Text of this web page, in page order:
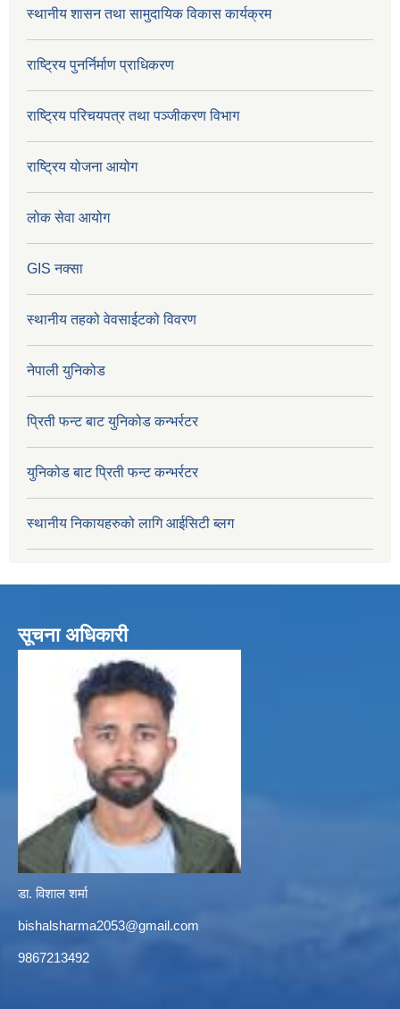
स्थानीय शासन तथा सामुदायिक विकास कार्यक्रम
राष्ट्रिय पुनर्निर्माण प्राधिकरण
राष्ट्रिय परिचयपत्र तथा पञ्जीकरण विभाग
राष्ट्रिय योजना आयोग
लोक सेवा आयोग
GIS नक्सा
स्थानीय तहको वेवसाईटको विवरण
नेपाली युनिकोड
प्रिती फन्ट बाट युनिकोड कन्भर्रटर
युनिकोड बाट प्रिती फन्ट कन्भर्रटर
स्थानीय निकायहरुको लागि आईसिटी ब्लग
सूचना अधिकारी
डा. विशाल शर्मा
bishalsharma2053@gmail.com
9867213492